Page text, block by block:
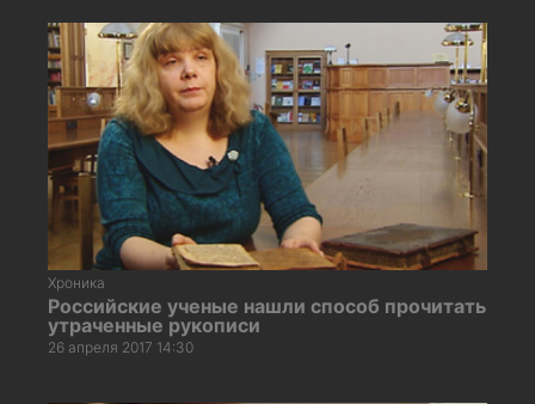
Хроника
Российские ученые нашли способ прочитать
утраченные рукописи
26 апреля 2017 14:30